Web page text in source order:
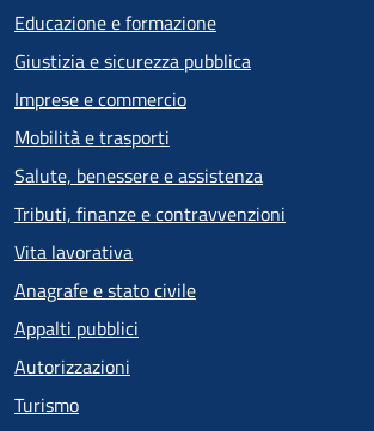
Educazione e formazione
Giustizia e sicurezza pubblica
Imprese e commercio
Mobilità e trasporti
Salute, benessere e assistenza
Tributi, finanze e contravvenzioni
Vita lavorativa
Anagrafe e stato civile
Appalti pubblici
Autorizzazioni
Turismo